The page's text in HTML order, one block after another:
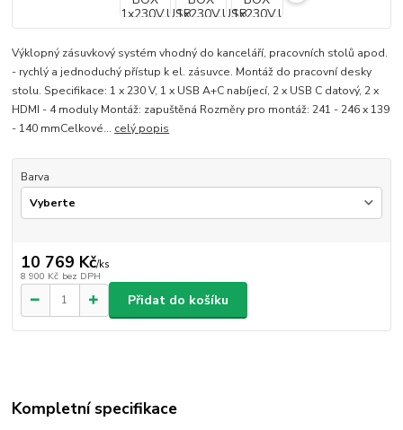
Výklopný zásuvkový systém vhodný do kanceláří, pracovních stolů apod.
- rychlý a jednoduchý přístup k el. zásuvce. Montáž do pracovní desky
stolu. Specifikace: 1 x 230 V, 1 x USB A+C nabíjecí, 2 x USB C datový, 2 x
HDMI - 4 moduly Montáž: zapuštěná Rozměry pro montáž: 241 - 246 x 139
- 140 mmCelkové... celý popis
Barva
10 769 Kč/ks
8 900 Kč bez DPH
Přidat do košíku
Kompletní specifikace